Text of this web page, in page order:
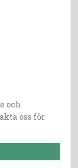
och
oss för